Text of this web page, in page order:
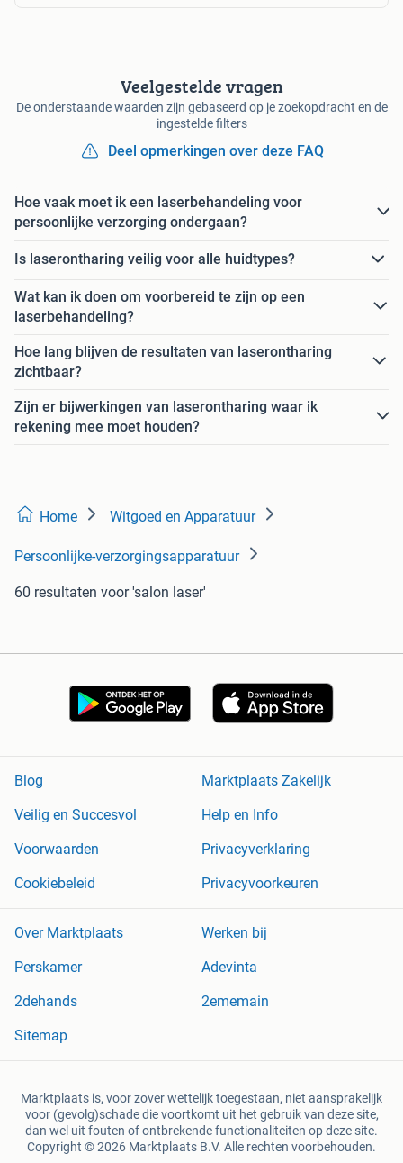
Veelgestelde vragen
De onderstaande waarden zijn gebaseerd op je zoekopdracht en de
ingestelde filters
Deel opmerkingen over deze FAQ
Hoe vaak moet ik een laserbehandeling voor
persoonlijke verzorging ondergaan?
Is laserontharing veilig voor alle huidtypes?
Wat kan ik doen om voorbereid te zijn op een
laserbehandeling?
Hoe lang blijven de resultaten van laserontharing
zichtbaar?
Zijn er bijwerkingen van laserontharing waar ik
rekening mee moet houden?
Home Witgoed en Apparatuur
Persoonlijke-verzorgingsapparatuur
60 resultaten voor 'salon laser'
Blog
Marktplaats Zakelijk
Veilig en Succesvol
Help en Info
Voorwaarden
Privacyverklaring
Cookiebeleid
Privacyvoorkeuren
Over Marktplaats
Werken bij
Perskamer
Adevinta
2dehands
2ememain
Sitemap
Marktplaats is, voor zover wettelijk toegestaan, niet aansprakelijk
voor (gevolg)schade die voortkomt uit het gebruik van deze site,
dan wel uit fouten of ontbrekende functionaliteiten op deze site.
Copyright © 2026 Marktplaats B.V. Alle rechten voorbehouden.